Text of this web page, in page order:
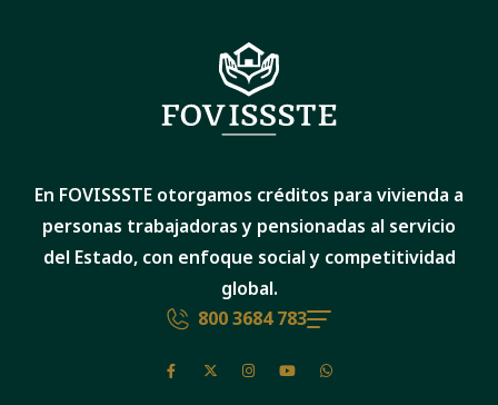
En FOVISSSTE otorgamos créditos para vivienda a
personas trabajadoras y pensionadas al servicio
del Estado, con enfoque social y competitividad
global.
800 3684 783